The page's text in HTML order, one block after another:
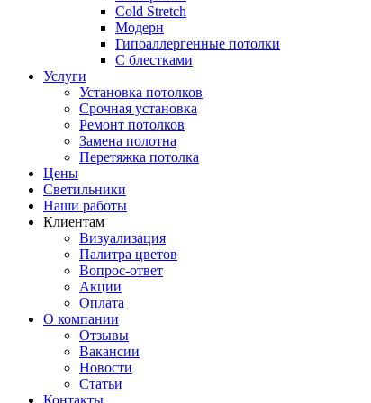
Cold Stretch
Модерн
Гипоаллергенные потолки
С блестками
Услуги
Установка потолков
Срочная установка
Ремонт потолков
Замена полотна
Перетяжка потолка
Цены
Светильники
Наши работы
Клиентам
Визуализация
Палитра цветов
Вопрос-ответ
Акции
Оплата
О компании
Отзывы
Вакансии
Новости
Статьи
Контакты